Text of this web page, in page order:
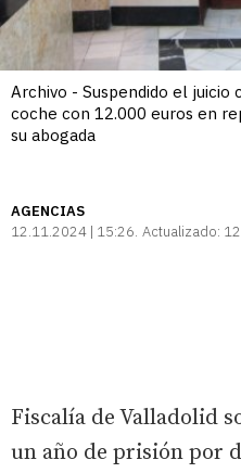
Archivo - Suspendido el juicio
coche con 12.000 euros en
su abogada
AGENCIAS
12.11.2024 | 15:26 Actualizado:
Fiscalía de Valladolid
un año de prisión por